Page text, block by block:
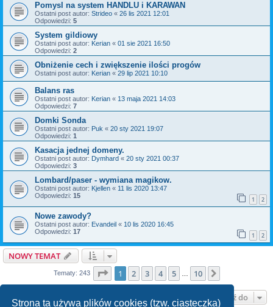
Strona ta używa plików cookies (tzw. ciasteczka)
Pomysl na system HANDLU i KARAWAN
Ostatni post autor: Strideo « 26 lis 2021 12:01
Odpowiedzi: 5
System gildiowy
Ostatni post autor: Kerian « 01 sie 2021 16:50
Odpowiedzi: 2
Obniżenie cech i zwiększenie ilości progów
Ostatni post autor: Kerian « 29 lip 2021 10:10
Balans ras
Ostatni post autor: Kerian « 13 maja 2021 14:03
Odpowiedzi: 7
Domki Sonda
Ostatni post autor: Puk « 20 sty 2021 19:07
Odpowiedzi: 1
Kasacja jednej domeny.
Ostatni post autor: Dymhard « 20 sty 2021 00:37
Odpowiedzi: 3
Lombard/paser - wymiana magikow.
Ostatni post autor: Kjellen « 11 lis 2020 13:47
Odpowiedzi: 15 1 2
Nowe zawody?
Ostatni post autor: Evandeil « 10 lis 2020 16:45
Odpowiedzi: 17 1 2
NOWY TEMAT
Tematy: 243 Strona1 z10
1 2 3 4 5 10
Przejdź do